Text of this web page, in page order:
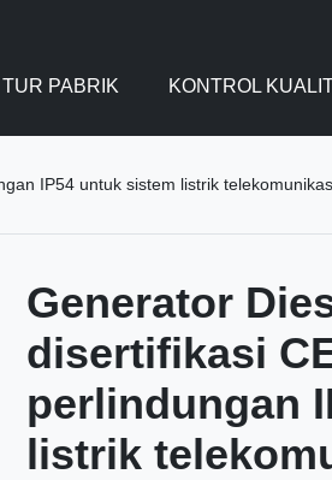
TUR PABRIK KONTROL
IP54 untuk sistem listrik
Generator
disertifikasi
perlindungan
listrik